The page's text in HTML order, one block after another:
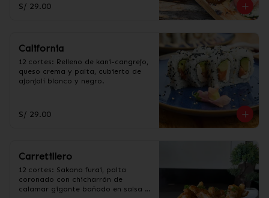
S/ 29.00
California
12 cortes: Relleno de kani-cangrejo,
queso crema y palta, cubierto de
ajonjolí blanco y negro.
S/ 29.00
Carretillero
12 cortes: Sakana furai, palta
coronado con chicharrón de
calamar gigante bañado en salsa